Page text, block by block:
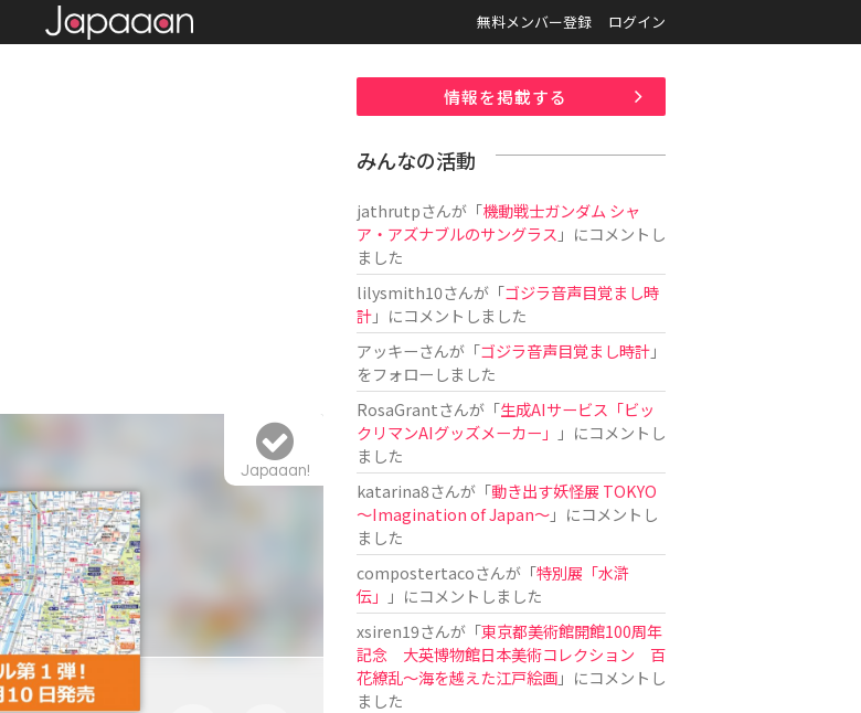
無料メンバー登録 ログイン
Japaaan!
情報を掲載する
みんなの活動
jathrutpさんが「機動戦士ガンダム シャ
ア・アズナブルのサングラス 」にコメントし
ました
lilysmith10さんが「ゴジラ音声目覚まし時
計」にコメントしました
アッキーさんが「ゴジラ音声目覚まし時計」
をフォローしました
RosaGrantさんが「生成AIサービス「ビッ
クリマンAIグッズメーカー」
」にコメントし
ました
katarina8さんが「動き出す妖怪展 TOKYO
〜Imagination of Japan〜」にコメントし
ました
compostertacoさんが「特別展「水滸
伝」
」にコメントしました
xsiren19さんが「東京都美術館開館100周年
記念 大英博物館日本美術コレクション 百
花繚乱～海を越えた江戸絵画」にコメントし
ました